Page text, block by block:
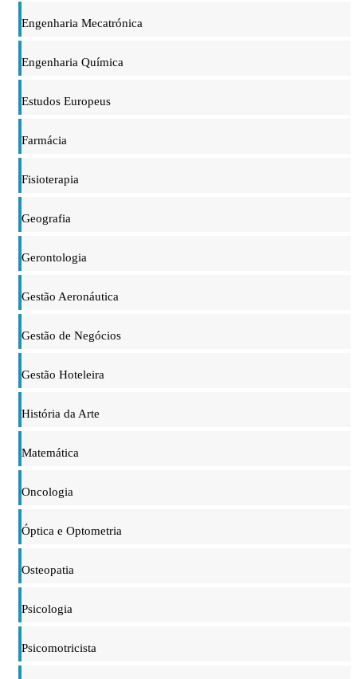
Engenharia Mecatrónica
Engenharia Química
Estudos Europeus
Farmácia
Fisioterapia
Geografia
Gerontologia
Gestão Aeronáutica
Gestão de Negócios
Gestão Hoteleira
História da Arte
Matemática
Oncologia
Óptica e Optometria
Osteopatia
Psicologia
Psicomotricista